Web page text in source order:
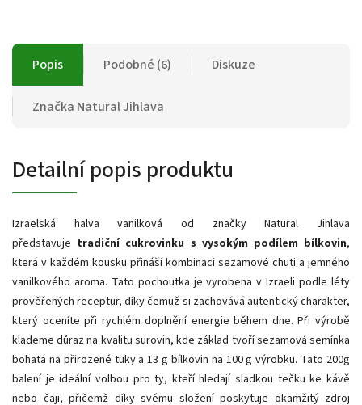
Popis Podobné (6) Diskuze
Značka Natural Jihlava
Detailní popis produktu
Izraelská halva vanilková od značky Natural Jihlava
představuje tradiční cukrovinku s vysokým podílem bílkovin,
která v každém kousku přináší kombinaci sezamové chuti a jemného
vanilkového aroma. Tato pochoutka je vyrobena v Izraeli podle léty
prověřených receptur, díky čemuž si zachovává autentický charakter,
který oceníte při rychlém doplnění energie během dne. Při výrobě
klademe důraz na kvalitu surovin, kde základ tvoří sezamová semínka
bohatá na přirozené tuky a 13 g bílkovin na 100 g výrobku. Tato 200g
balení je ideální volbou pro ty, kteří hledají sladkou tečku ke kávě
nebo čaji, přičemž díky svému složení poskytuje okamžitý zdroj